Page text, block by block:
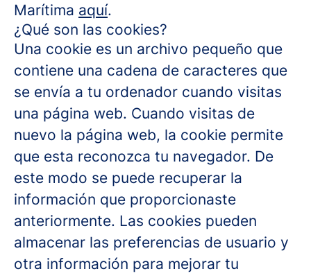
Marítima aquí.
¿Qué son las cookies?
Una cookie es un archivo pequeño que
contiene una cadena de caracteres que
se envía a tu ordenador cuando visitas
una página web. Cuando visitas de
nuevo la página web, la cookie permite
que esta reconozca tu navegador. De
este modo se puede recuperar la
información que proporcionaste
anteriormente. Las cookies pueden
almacenar las preferencias de usuario y
otra información para mejorar tu